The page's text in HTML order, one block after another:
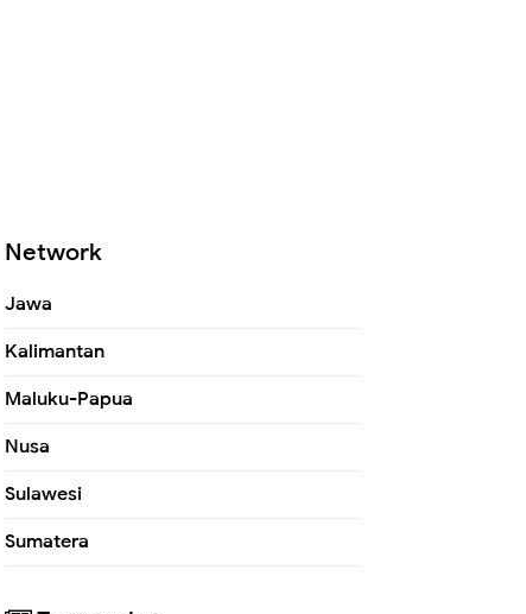
Network
Jawa
Kalimantan
Maluku-Papua
Nusa
Sulawesi
Sumatera